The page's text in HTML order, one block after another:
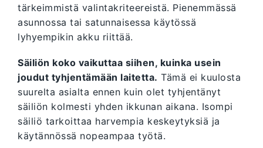
tärkeimmistä valintakriteereistä. Pienemmässä
asunnossa tai satunnaisessa käytössä
lyhyempikin akku riittää.
Säiliön koko vaikuttaa siihen, kuinka usein
joudut tyhjentämään laitetta. Tämä ei kuulosta
suurelta asialta ennen kuin olet tyhjentänyt
säiliön kolmesti yhden ikkunan aikana. Isompi
säiliö tarkoittaa harvempia keskeytyksiä ja
käytännössä nopeampaa työtä.